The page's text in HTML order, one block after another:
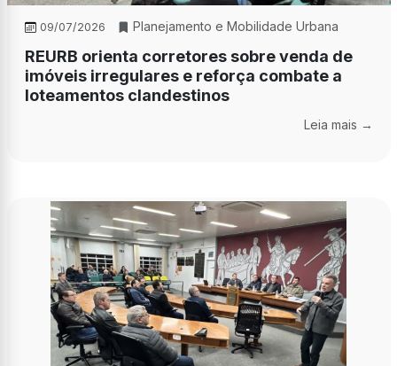
09/07/2026 Planejamento e Mobilidade Urbana
REURB orienta corretores sobre venda de
imóveis irregulares e reforça combate a
loteamentos clandestinos
Leia mais →